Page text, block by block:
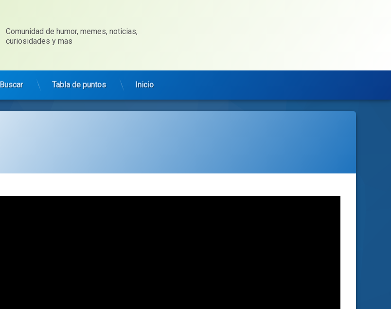
Comunidad de humor, memes, noticias,
curiosidades y mas
Buscar Tabla de puntos Inicio